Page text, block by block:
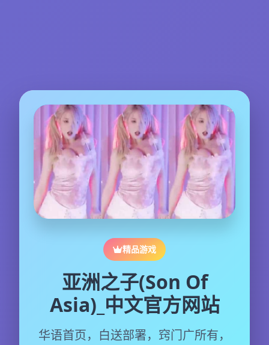
精品游戏
亚洲之子(Son Of
Asia)_中文官方网站
华语首页，白送部署，窍门广所有，